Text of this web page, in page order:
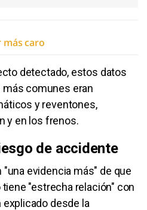
más caro
detectado, estos datos
comunes eran
y reventones,
y en los frenos.
de accidente
evidencia más" de que
"estrecha relación" con
explicado desde la